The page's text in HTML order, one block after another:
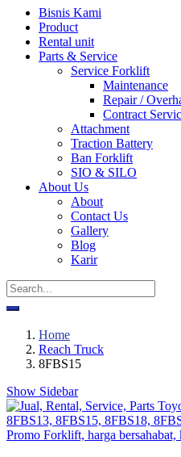
Bisnis Kami
Product
Rental unit
Parts & Service
Service Forklift
Maintenance
Repair /
Contract
Attachment
Traction Battery
Ban Forklift
SIO & SILO
About Us
About
Contact Us
Gallery
Blog
Karir
Home
Reach Truck
8FBS15
Show Sidebar